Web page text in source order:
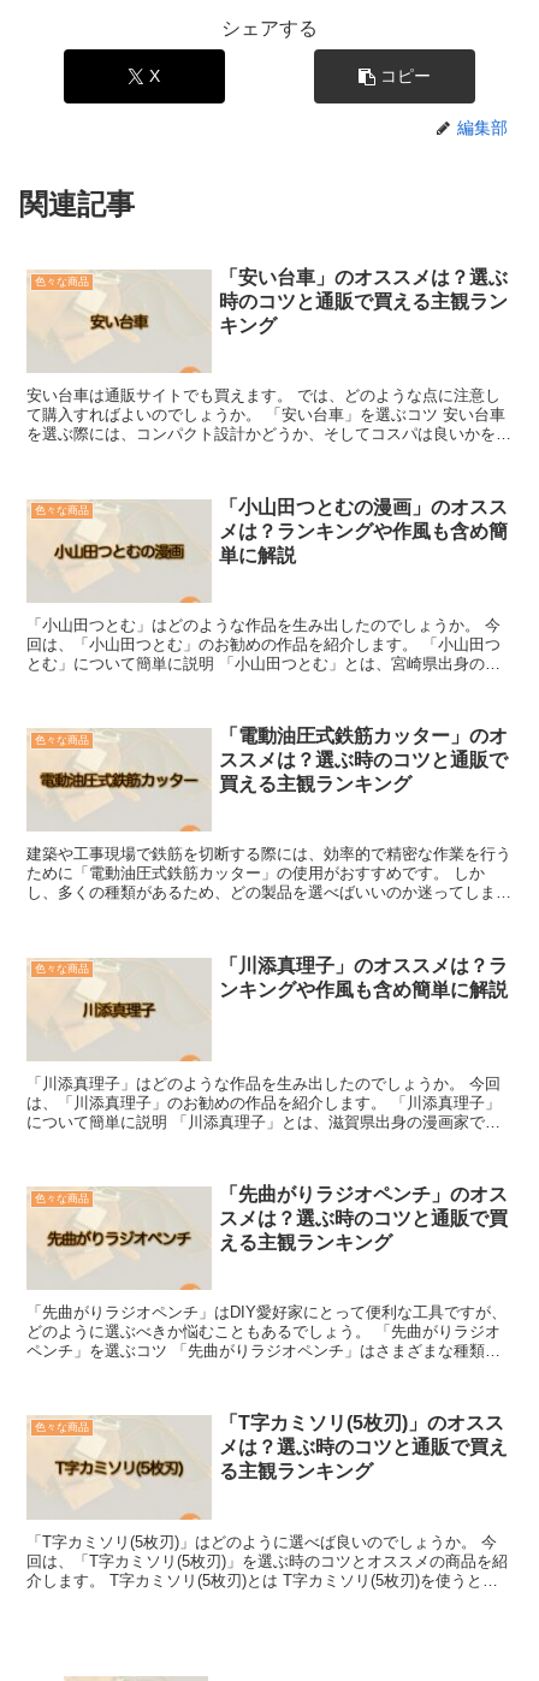
シェアする
X コピー
編集部
関連記事
色々な商品
「安い台車」のオススメは？選ぶ
時のコツと通販で買える主観ラン
キング
安い台車は通販サイトでも買えます。 では、どのような点に注意し
て購入すればよいのでしょうか。 「安い台車」を選ぶコツ 安い台車
を選ぶ際には、コンパクト設計かどうか、そしてコスパは良いかを調
色々な商品
「小山田つとむの漫画」のオスス
メは？ランキングや作風も含め簡
単に解説
「小山田つとむ」はどのような作品を生み出したのでしょうか。 今
回は、「小山田つとむ」のお勧めの作品を紹介します。 「小山田つ
とむ」について簡単に説明 「小山田つとむ」とは、宮崎県出身の漫
色々な商品
「電動油圧式鉄筋カッター」のオ
ススメは？選ぶ時のコツと通販で
買える主観ランキング
建築や工事現場で鉄筋を切断する際には、効率的で精密な作業を行う
ために「電動油圧式鉄筋カッター」の使用がおすすめです。 しか
し、多くの種類があるため、どの製品を選べばいいのか迷ってしまう
色々な商品
「川添真理子」のオススメは？ラ
ンキングや作風も含め簡単に解説
「川添真理子」はどのような作品を生み出したのでしょうか。 今回
は、「川添真理子」のお勧めの作品を紹介します。 「川添真理子」
について簡単に説明 「川添真理子」とは、滋賀県出身の漫画家で
色々な商品
「先曲がりラジオペンチ」のオス
スメは？選ぶ時のコツと通販で買
える主観ランキング
「先曲がりラジオペンチ」はDIY愛好家にとって便利な工具ですが、
どのように選ぶべきか悩むこともあるでしょう。 「先曲がりラジオ
ペンチ」を選ぶコツ 「先曲がりラジオペンチ」はさまざまな種類が
色々な商品
「T字カミソリ(5枚刃)」のオスス
メは？選ぶ時のコツと通販で買え
る主観ランキング
「T字カミソリ(5枚刃)」はどのように選べば良いのでしょうか。 今
回は、「T字カミソリ(5枚刃)」を選ぶ時のコツとオススメの商品を紹
介します。 T字カミソリ(5枚刃)とは T字カミソリ(5枚刃)を使うと、